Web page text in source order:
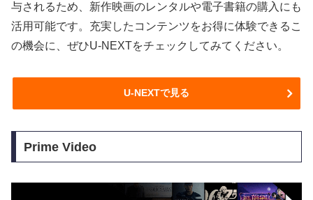
与されるため、新作映画のレンタルや電子書籍の購入にも
活用可能です。充実したコンテンツをお得に体験できるこ
の機会に、ぜひU-NEXTをチェックしてみてください。
U-NEXTで見る
Prime Video